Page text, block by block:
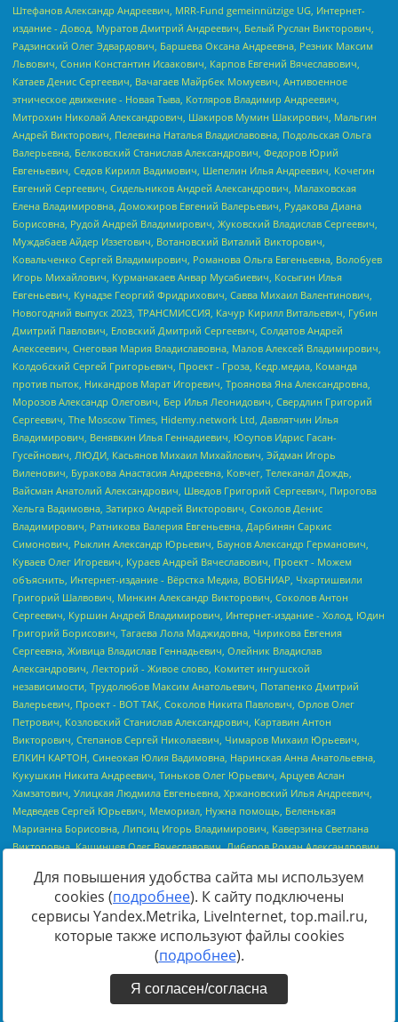
Источник:https://minjust.gov.ru/uploaded/files/reestr-
inostrannyih-agentov-22-03-2024.pdfданные на22.03.2024
Для повышения удобства сайта мы используем
cookies (подробнее). К сайту подключены
сервисы Yandex.Metrika, LiveInternet, top.mail.ru,
которые также используют файлы cookies
(подробнее).
Я согласен/согласна